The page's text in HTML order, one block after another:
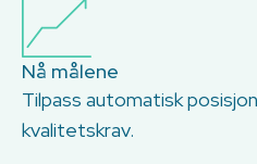
Nå målene
Tilpass automatisk
kvalitetskrav.